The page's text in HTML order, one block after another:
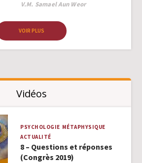
Author
V.M. Samael Aun Weor
VOIR PLUS
Vidéos
PSYCHOLOGIE MÉTAPHYSIQUE
ACTUALITÉ
8 – Questions et réponses
(Congrès 2019)